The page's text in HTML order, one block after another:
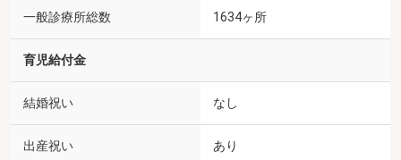
一般診療所総数 1634ヶ所
育児給付金
結婚祝い なし
出産祝い あり